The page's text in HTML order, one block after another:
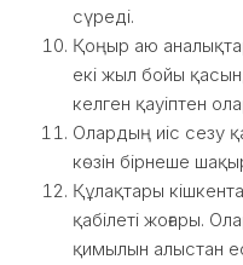
сүреді.
Қоңыр аю
екі жыл бойы
келген қауіптен
Олардың иіс сезу
көзін бірнеше
Құлақтары
қабілеті жоғары.
қимылын алыстан